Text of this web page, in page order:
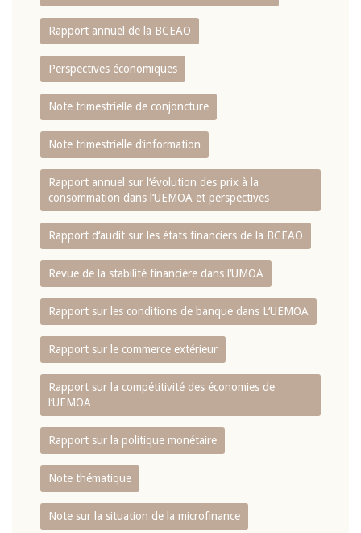
Rapport annuel de la BCEAO
Perspectives économiques
Note trimestrielle de conjoncture
Note trimestrielle d‘information
Rapport annuel sur l‘évolution des prix à la
consommation dans l‘UEMOA et perspectives
Rapport d‘audit sur les états financiers de la BCEAO
Revue de la stabilité financière dans l‘UMOA
Rapport sur les conditions de banque dans L‘UEMOA
Rapport sur le commerce extérieur
Rapport sur la compétitivité des économies de
l‘UEMOA
Rapport sur la politique monétaire
Note thématique
Note sur la situation de la microfinance